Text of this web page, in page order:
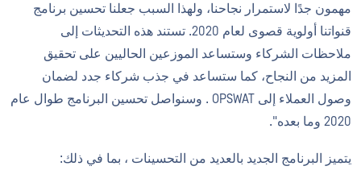
مهمون جدًا لاستمرار نجاحنا، ولهذا السبب جعلنا تحسين برنامج
قنواتنا أولوية قصوى لعام 2020. تستند هذه التحديثات إلى
ملاحظات الشركاء وستساعد الموزعين الحاليين على تحقيق
المزيد من النجاح، كما ستساعد في جذب شركاء جدد لضمان
وصول العملاء إلى OPSWAT . وسنواصل تحسين البرنامج طوال عام
2020 وما بعده".
يتميز البرنامج الجديد بالعديد من التحسينات ، بما في ذلك: